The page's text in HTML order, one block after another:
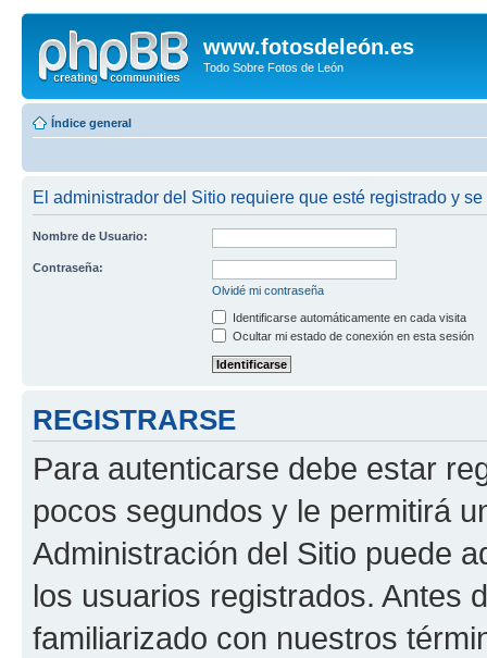
www.fotosdeleón.es
Todo Sobre Fotos de León
Índice general
El administrador del Sitio requiere que esté registrado y
Nombre de Usuario:
Contraseña:
Olvidé mi contraseña
Identificarse automáticamente en cada visita
Ocultar mi estado de conexión en esta sesión
REGISTRARSE
Para autenticarse debe estar
pocos segundos y le permitirá
Administración del Sitio puede
los usuarios registrados. Antes
familiarizado con nuestros